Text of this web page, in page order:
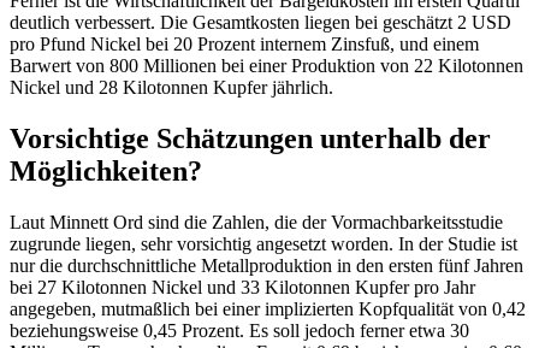
deutlich verbessert. Die Gesamtkosten liegen bei geschätzt 2 USD
pro Pfund Nickel bei 20 Prozent internem Zinsfuß, und einem
Barwert von 800 Millionen bei einer Produktion von 22 Kilotonnen
Nickel und 28 Kilotonnen Kupfer jährlich.
Vorsichtige Schätzungen unterhalb der
Möglichkeiten?
Laut Minnett Ord sind die Zahlen, die der Vormachbarkeitsstudie
zugrunde liegen, sehr vorsichtig angesetzt worden. In der Studie ist
nur die durchschnittliche Metallproduktion in den ersten fünf Jahren
bei 27 Kilotonnen Nickel und 33 Kilotonnen Kupfer pro Jahr
angegeben, mutmaßlich bei einer implizierten Kopfqualität von 0,42
beziehungsweise 0,45 Prozent. Es soll jedoch ferner etwa 30